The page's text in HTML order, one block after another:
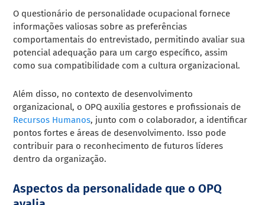
O questionário de personalidade ocupacional fornece
informações valiosas sobre as preferências
comportamentais do entrevistado, permitindo avaliar sua
potencial adequação para um cargo específico, assim
como sua compatibilidade com a cultura organizacional.
Além disso, no contexto de desenvolvimento
organizacional, o OPQ auxilia gestores e profissionais de
Recursos Humanos, junto com o colaborador, a identificar
pontos fortes e áreas de desenvolvimento. Isso pode
contribuir para o reconhecimento de futuros líderes
dentro da organização.
Aspectos da personalidade que o OPQ